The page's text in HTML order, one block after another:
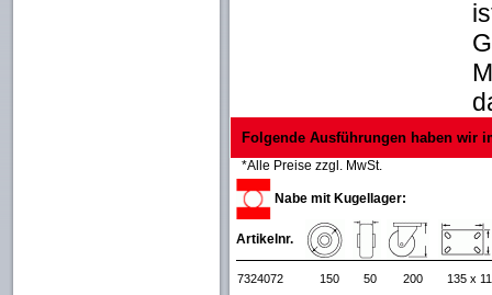
Folgende Ausführungen haben wir
*Alle Preise zzgl. MwSt.
Nabe mit Kugellager:
Artikelnr.
7324072 150 50 200 135 x